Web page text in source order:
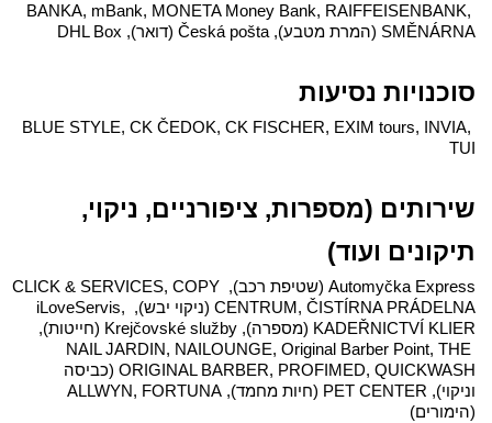
BANKA, mBank, MONETA Money Bank, RAIFFEISENBANK,
SMĚNÁRNA (המרת מטבע), Česká pošta (דואר), DHL Box
סוכנויות נסיעות
BLUE STYLE, CK ČEDOK, CK FISCHER, EXIM tours, INVIA,
TUI
תיקונים ועוד)
Automyčka Express (שטיפת רכב), CLICK & SERVICES, COPY
CENTRUM, ČISTÍRNA PRÁDELNA (ניקוי יבש), iLoveServis,
NAIL JARDIN, NAILOUNGE, Original Barber Point, THE
(הימורים)